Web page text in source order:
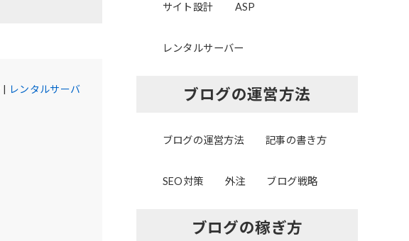
| レンタルサーバ
サイト設計 ASP
レンタルサーバー
ブログの運営方法
ブログの運営方法 記事の書き方
SEO対策 外注 ブログ戦略
ブログの稼ぎ方